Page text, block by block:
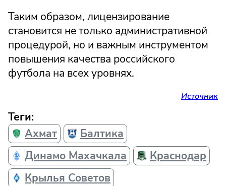
Таким образом, лицензирование
становится не только административной
процедурой, но и важным инструментом
повышения качества российского
футбола на всех уровнях.
Источник
Теги:
Ахмат
Балтика
Динамо Махачкала
Краснодар
Крылья Советов